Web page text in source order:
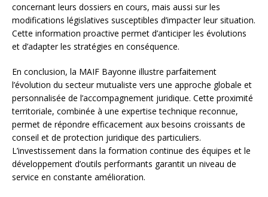
concernant leurs dossiers en cours, mais aussi sur les
modifications législatives susceptibles d’impacter leur situation.
Cette information proactive permet d’anticiper les évolutions
et d’adapter les stratégies en conséquence.
En conclusion, la MAIF Bayonne illustre parfaitement
l’évolution du secteur mutualiste vers une approche globale et
personnalisée de l’accompagnement juridique. Cette proximité
territoriale, combinée à une expertise technique reconnue,
permet de répondre efficacement aux besoins croissants de
conseil et de protection juridique des particuliers.
L’investissement dans la formation continue des équipes et le
développement d’outils performants garantit un niveau de
service en constante amélioration.